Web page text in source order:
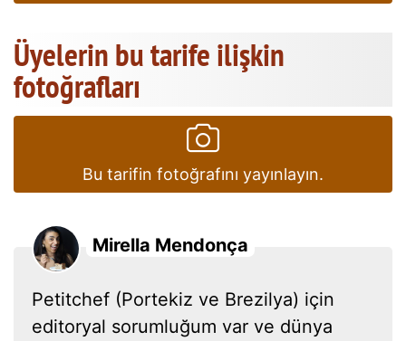
Üyelerin bu tarife ilişkin
fotoğrafları
Bu tarifin fotoğrafını yayınlayın.
Mirella Mendonça
Petitchef (Portekiz ve Brezilya) için
editoryal sorumluğum var ve dünya